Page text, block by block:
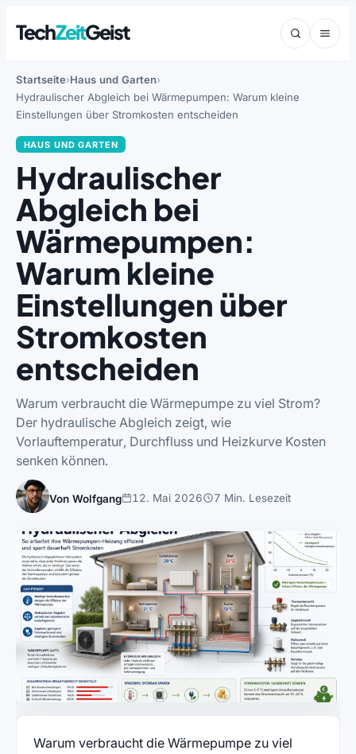
TechZeitGeist
Startseite Haus und Garten
Hydraulischer Abgleich bei Wärmepumpen: Warum kleine
Einstellungen über Stromkosten entscheiden
HAUS UND GARTEN
Hydraulischer
Abgleich bei
Wärmepumpen:
Warum kleine
Einstellungen über
Stromkosten
entscheiden
Warum verbraucht die Wärmepumpe zu viel Strom?
Der hydraulische Abgleich zeigt, wie
Vorlauftemperatur, Durchfluss und Heizkurve Kosten
senken können.
Von Wolfgang 12. Mai 2026 7 Min. Lesezeit
Warum verbraucht die Wärmepumpe zu viel